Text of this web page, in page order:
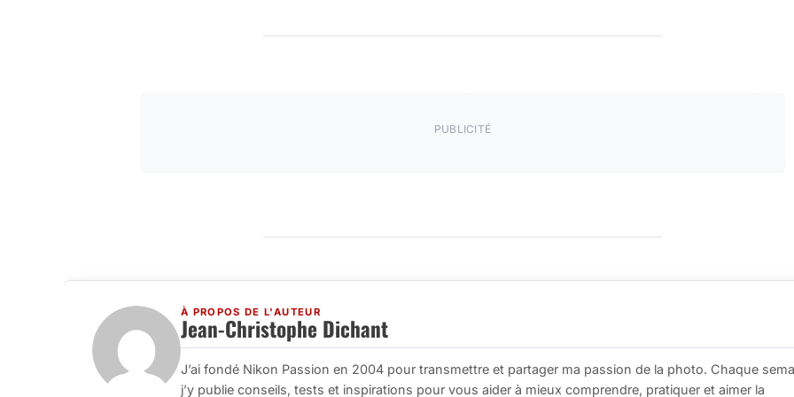
PUBLICITÉ
À PROPOS DE L'AUTEUR
Jean-Christophe Dichant
J’ai fondé Nikon Passion en 2004 pour transmettre et partager ma passion de la photo. Chaque
j’y publie conseils, tests et inspirations pour vous aider à mieux comprendre, pratiquer et aimer la